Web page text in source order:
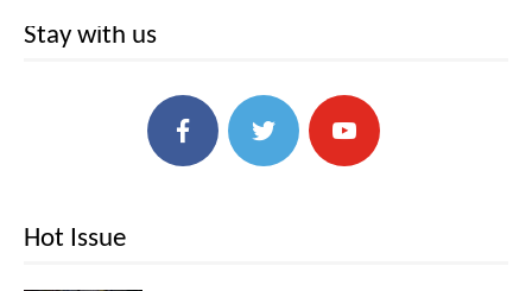
Stay with us
Hot Issue